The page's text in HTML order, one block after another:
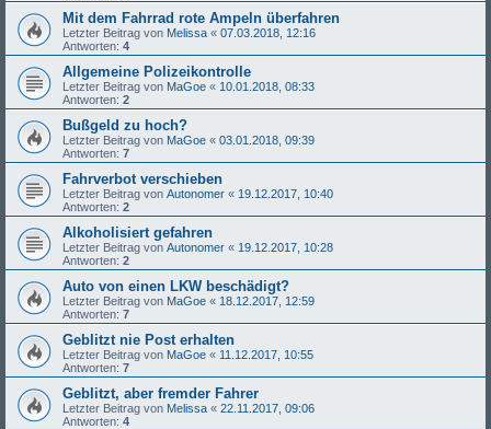
Mit dem Fahrrad rote Ampeln überfahren
Letzter Beitrag von Melissa « 07.03.2018, 12:16
Antworten: 4
Allgemeine Polizeikontrolle
Letzter Beitrag von MaGoe « 10.01.2018, 08:33
Antworten: 2
Bußgeld zu hoch?
Letzter Beitrag von MaGoe « 03.01.2018, 09:39
Antworten: 7
Fahrverbot verschieben
Letzter Beitrag von Autonomer « 19.12.2017, 10:40
Antworten: 2
Alkoholisiert gefahren
Letzter Beitrag von Autonomer « 19.12.2017, 10:28
Antworten: 2
Auto von einen LKW beschädigt?
Letzter Beitrag von MaGoe « 18.12.2017, 12:59
Antworten: 7
Geblitzt nie Post erhalten
Letzter Beitrag von MaGoe « 11.12.2017, 10:55
Antworten: 7
Geblitzt, aber fremder Fahrer
Letzter Beitrag von Melissa « 22.11.2017, 09:06
Antworten: 4